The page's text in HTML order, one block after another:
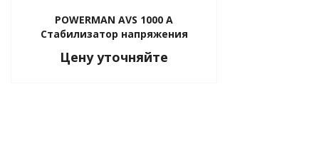
POWERMAN AVS 1000 A
Стабилизатор напряжения
Цену уточняйте